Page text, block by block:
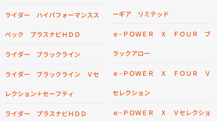
ライダー ハイパフォーマンスス
ペック プラスナビＨＤＤ
ライダー ブラックライン
ライダー ブラックライン Ｖセ
レクション＋セーフティ
ライダー プラスナビＨＤＤ
ーギア リミテッド
ｅ−ＰＯＷＥＲ Ｘ ＦＯＵＲ ブ
ラックアロー
ｅ−ＰＯＷＥＲ Ｘ ＦＯＵＲ Ｖ
セレクション
ｅ−ＰＯＷＥＲ Ｘ Ｖセレクショ